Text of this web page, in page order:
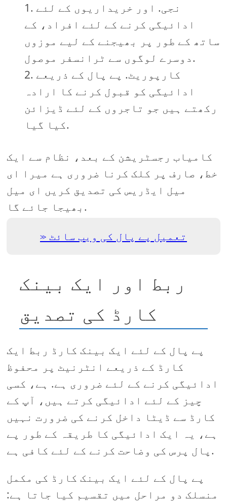
نجی. اور خریداریوں کے لئے
ادائیگی کرنے کے لئے افراد، کے
ساتھ کے طور پر بھیجنے کے لیے موزوں
دوسرے لوگوں سے ٹرانسفر موصول.
کارپوریٹ. پے پال کے ذریعے
ادائیگی کو قبول کرنے کا ارادہ
رکھتے ہیں جو تاجروں کے لئے ڈیزائن
کیا گیا.
کامیاب رجسٹریشن کے بعد، نظام سے ایک
خط، صارف پر کلک کرنا ضروری ہے میرا ای
میل ایڈریس کی تصدیق کریں ای میل
بھیجا جائے گا.
تعمیل پے پال کی ویب سائٹ
ربط اور ایک بینک
کارڈ کی تصدیق
پے پال کے لئے ایک بینک کارڈ ربط ایک
کارڈ کے ذریعے انٹرنیٹ پر محفوظ
ادائیگی کرنے کے لئے ضروری ہے. ہے، کسی
چیز کے لئے ادائیگی کرتے ہیں، آپ کے
کارڈ سے ڈیٹا داخل کرنے کی ضرورت نہیں
ہے، یہ ایک ادائیگی کا طریقہ کے طور پے
پال پرس کی وضاحت کرنے کے لئے کافی ہے.
پے پال کے لئے ایک بینک کارڈ کی مکمل
منسلک دو مراحل میں تقسیم کیا جاتا ہے: